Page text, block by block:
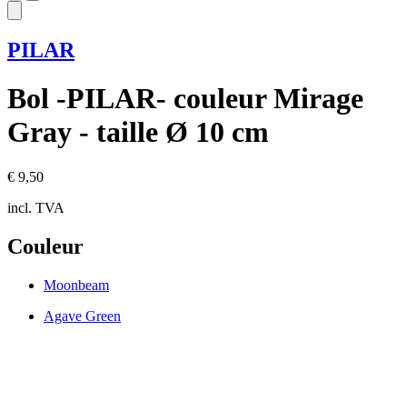
PILAR
Bol -PILAR- couleur Mirage
Gray - taille Ø 10 cm
€ 9,50
incl. TVA
Couleur
Moonbeam
Agave Green